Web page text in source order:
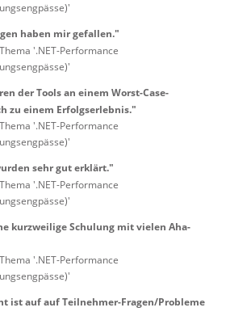
haben mir gefallen."
'.NET-Performance
der Tools an einem Worst-Case-
zu einem Erfolgserlebnis."
'.NET-Performance
sehr gut erklärt."
'.NET-Performance
kurzweilige Schulung mit vielen Aha-
'.NET-Performance
ist auf auf Teilnehmer-Fragen/Probleme